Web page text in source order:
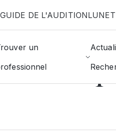
GUIDE DE L'AUDITION
un
opticien Bar-Le-Duc
un